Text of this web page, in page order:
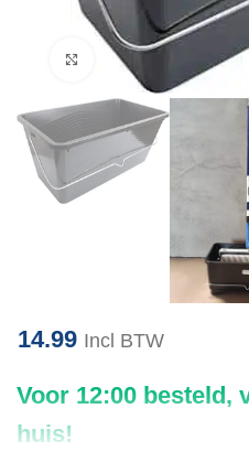
Klik om te vergroten
14.99 Incl BTW
Voor 12:00 besteld,
huis!